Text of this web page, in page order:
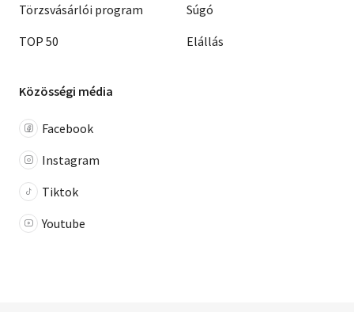
Törzsvásárlói program
TOP 50
Súgó
Elállás
Közösségi média
Facebook
Instagram
Tiktok
Youtube